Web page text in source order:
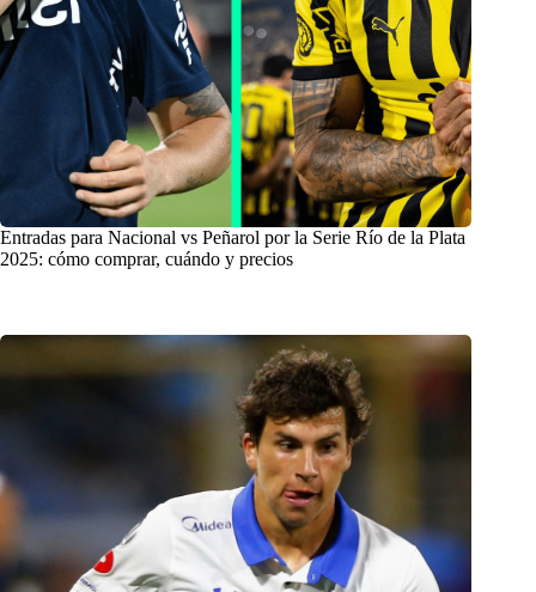
Entradas para Nacional vs Peñarol por la Serie Río de la Plata
2025: cómo comprar, cuándo y precios